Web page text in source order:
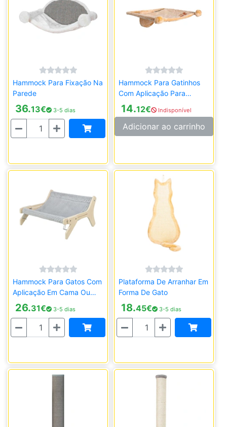
Hammock Para Fixação Na
Parede
36.13€ 3-5 dias
Quantidade
Hammock Para Gatinhos
Com Aplicação Para
Parede
14.12€ Indisponível
Adicionar ao carrinho
Hammock Para Gatos Com
Aplicação Em Cama Ou
Radiador
26.31€ 3-5 dias
Quantidade
Plataforma De Arranhar Em
Forma De Gato
18.45€ 3-5 dias
Quantidade